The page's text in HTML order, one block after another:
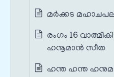
മര്‍ക്കട
രംഗം 16
ഹനൂമാൻ സീത
ഹന്ത ഹന്ത